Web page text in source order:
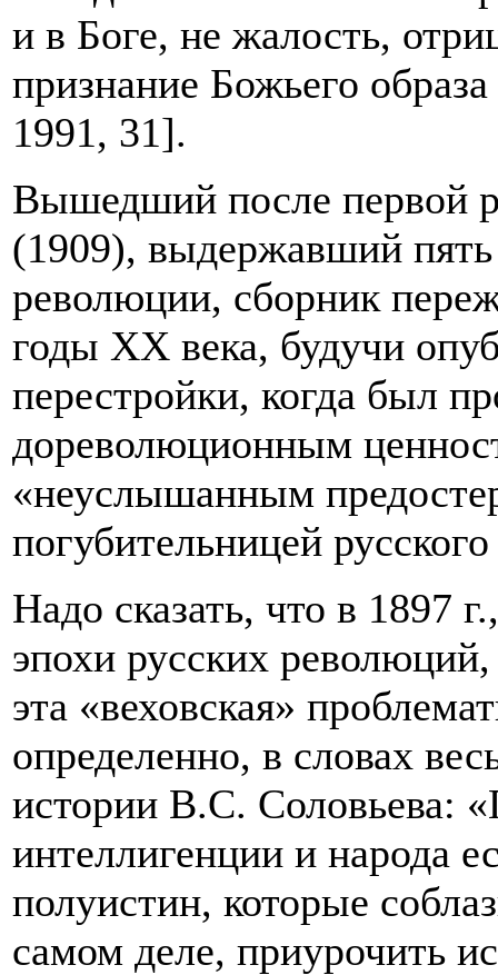
и в Боге, не жалость,
признание Божьего
1991, 31].
Вышедший после первой
(1909), выдержавший
революции, сборник
годы ХХ века, будучи
перестройки, когда был
дореволюционным
«неуслышанным
погубительницей
Надо сказать, что в 1897
эпохи русских
эта «веховская»
определенно, в словах
истории В.С. Соловьева:
интеллигенции и народа
полуистин, которые
самом деле, приурочить